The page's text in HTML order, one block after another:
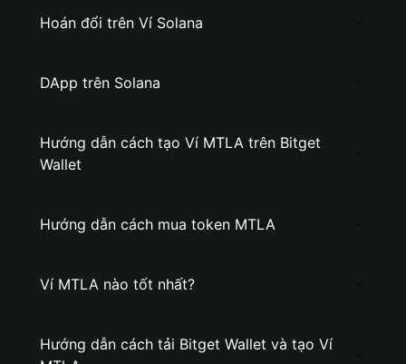
Hoán đổi trên Ví Solana
DApp trên Solana
Hướng dẫn cách tạo Ví MTLA trên Bitget
Wallet
Hướng dẫn cách mua token MTLA
Ví MTLA nào tốt nhất?
Hướng dẫn cách tải Bitget Wallet và tạo Ví